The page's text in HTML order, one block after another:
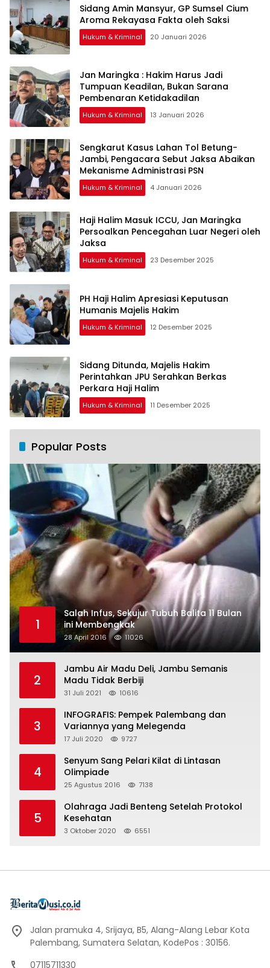
Sidang Amin Mansyur, GP Sumsel Cium
Aroma Rekayasa Fakta oleh Saksi
Hukum & Kriminal 20 Januari 2026
Jan Maringka : Hakim Harus Jadi
Tumpuan Keadilan, Bukan Sarana
Pembenaran Ketidakadilan
Hukum & Kriminal 13 Januari 2026
Sengkarut Kasus Lahan Tol Betung-
Jambi, Pengacara Sebut Jaksa Abaikan
Mekanisme Administrasi PSN
Hukum & Kriminal 4 Januari 2026
Haji Halim Masuk ICCU, Jan Maringka
Persoalkan Pencegahan Luar Negeri oleh
Jaksa
Hukum & Kriminal 23 Desember 2025
PH Haji Halim Apresiasi Keputusan
Humanis Majelis Hakim
Hukum & Kriminal 12 Desember 2025
Sidang Ditunda, Majelis Hakim
Perintahkan JPU Serahkan Berkas
Perkara Haji Halim
Hukum & Kriminal 11 Desember 2025
Popular Posts
1
Salah Infus, Sekujur Tubuh Balita 11 Bulan
ini Membengkak
28 April 2016 11026
2
Jambu Air Madu Deli, Jambu Semanis
Madu Tidak Berbiji
31 Juli 2021 10616
3
INFOGRAFIS: Pempek Palembang dan
Variannya yang Melegenda
17 Juli 2020 9727
4
Senyum Sang Pelari Kilat di Lintasan
Olimpiade
25 Agustus 2016 7138
5
Olahraga Jadi Benteng Setelah Protokol
Kesehatan
3 Oktober 2020 6551
Jalan pramuka 4, Srijaya, B5, Alang-Alang Lebar Kota
Palembang, Sumatera Selatan, KodePos : 30156.
07115711330